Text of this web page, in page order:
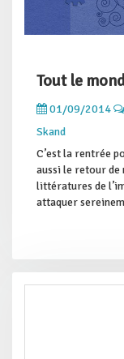
Tout le
01/09/2014
Skand
C’est la rentrée
aussi le retour de
littératures de
attaquer